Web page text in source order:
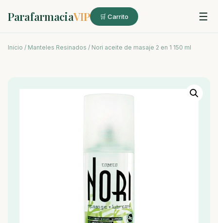
ParafarmaciaVIP 🛒 Carrito ☰
Inicio / Manteles Resinados / Nori aceite de masaje 2 en 1 150 ml